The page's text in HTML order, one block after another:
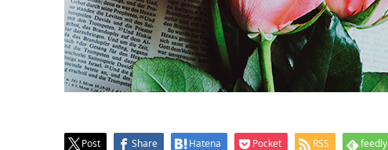
Post Share Hatena Pocket RSS feedly